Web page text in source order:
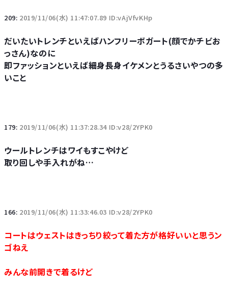
209: 2019/11/06(水) 11:47:07.89 ID:vAjVfvKHp
だいたいトレンチといえばハンフリーボガート(顔でかチビお
っさん)なのに
即ファッションといえば細身長身イケメンとうるさいやつの多
いこと
179: 2019/11/06(水) 11:37:28.34 ID:v28/2YPK0
ウールトレンチはワイもすこやけど
取り回しや手入れがね…
166: 2019/11/06(水) 11:33:46.03 ID:v28/2YPK0
コートはウェストはきっちり絞って着た方が格好いいと思うン
ゴねえ
みんな前開きで着るけど